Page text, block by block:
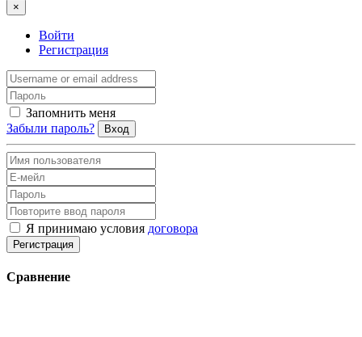
×
Войти
Регистрация
Запомнить меня
Забыли пароль?
Вход
Я принимаю условия договора
Регистрация
Сравнение